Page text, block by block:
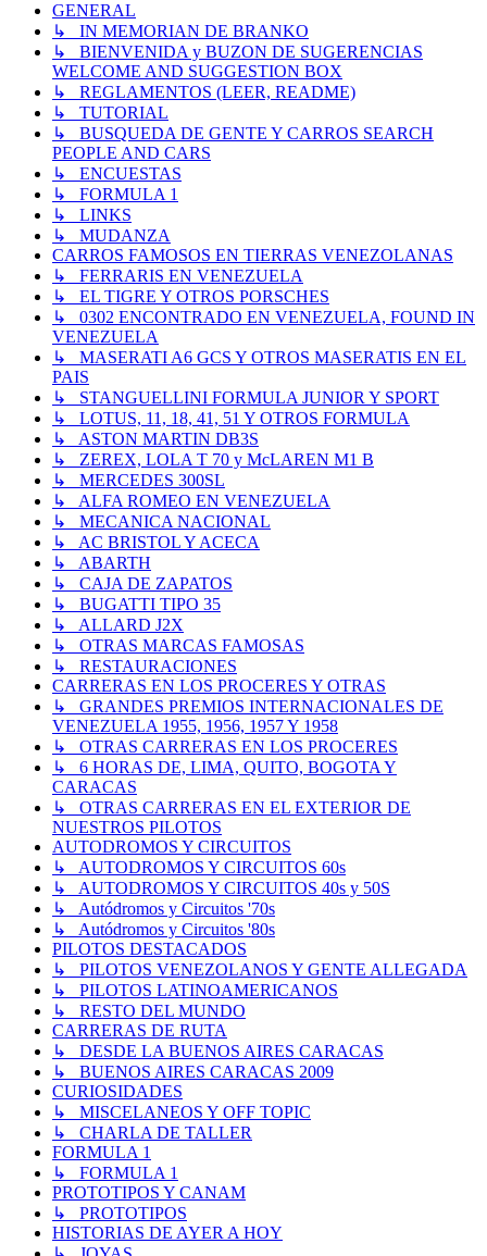
GENERAL
↳ IN MEMORIAN DE BRANKO
↳ BIENVENIDA y BUZON DE SUGERENCIAS
WELCOME AND SUGGESTION BOX
↳ REGLAMENTOS (LEER, README)
↳ TUTORIAL
↳ BUSQUEDA DE GENTE Y CARROS SEARCH
PEOPLE AND CARS
↳ ENCUESTAS
↳ FORMULA 1
↳ LINKS
↳ MUDANZA
CARROS FAMOSOS EN TIERRAS VENEZOLANAS
↳ FERRARIS EN VENEZUELA
↳ EL TIGRE Y OTROS PORSCHES
↳ 0302 ENCONTRADO EN VENEZUELA, FOUND IN
VENEZUELA
↳ MASERATI A6 GCS Y OTROS MASERATIS EN EL
PAIS
↳ STANGUELLINI FORMULA JUNIOR Y SPORT
↳ LOTUS, 11, 18, 41, 51 Y OTROS FORMULA
↳ ASTON MARTIN DB3S
↳ ZEREX, LOLA T 70 y McLAREN M1 B
↳ MERCEDES 300SL
↳ ALFA ROMEO EN VENEZUELA
↳ MECANICA NACIONAL
↳ AC BRISTOL Y ACECA
↳ ABARTH
↳ CAJA DE ZAPATOS
↳ BUGATTI TIPO 35
↳ ALLARD J2X
↳ OTRAS MARCAS FAMOSAS
↳ RESTAURACIONES
CARRERAS EN LOS PROCERES Y OTRAS
↳ GRANDES PREMIOS INTERNACIONALES DE
VENEZUELA 1955, 1956, 1957 Y 1958
↳ OTRAS CARRERAS EN LOS PROCERES
↳ 6 HORAS DE, LIMA, QUITO, BOGOTA Y
CARACAS
↳ OTRAS CARRERAS EN EL EXTERIOR DE
NUESTROS PILOTOS
AUTODROMOS Y CIRCUITOS
↳ AUTODROMOS Y CIRCUITOS 60s
↳ AUTODROMOS Y CIRCUITOS 40s y 50S
↳ Autódromos y Circuitos '70s
↳ Autódromos y Circuitos '80s
PILOTOS DESTACADOS
↳ PILOTOS VENEZOLANOS Y GENTE ALLEGADA
↳ PILOTOS LATINOAMERICANOS
↳ RESTO DEL MUNDO
CARRERAS DE RUTA
↳ DESDE LA BUENOS AIRES CARACAS
↳ BUENOS AIRES CARACAS 2009
CURIOSIDADES
↳ MISCELANEOS Y OFF TOPIC
↳ CHARLA DE TALLER
FORMULA 1
↳ FORMULA 1
PROTOTIPOS Y CANAM
↳ PROTOTIPOS
HISTORIAS DE AYER A HOY